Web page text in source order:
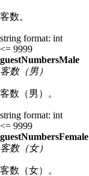
客数。
string format: int
<= 9999
guestNumbersMale
客数（男）
客数（男）。
string format: int
<= 9999
guestNumbersFemale
客数（女）
客数（女）。